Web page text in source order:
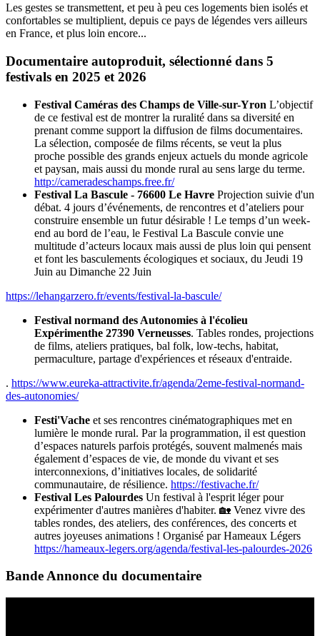
Les gestes se transmettent, et peu à peu ces logements bien isolés et
confortables se multiplient, depuis ce pays de légendes vers ailleurs
en France, et plus loin encore...
Documentaire autoproduit, sélectionné dans 5
festivals en 2025 et 2026
Festival Caméras des Champs de Ville-sur-Yron L’objectif
de ce festival est de montrer la ruralité dans sa diversité en
prenant comme support la diffusion de films documentaires.
La sélection, composée de films récents, se veut la plus
proche possible des grands enjeux actuels du monde agricole
et paysan, mais aussi du monde rural au sens large du terme.
http://cameradeschamps.free.fr/
Festival La Bascule - 76600 Le Havre Projection suivie d'un
débat. 4 jours d’événements, de rencontres et d’ateliers pour
construire ensemble un futur désirable ! Le temps d’un week-
end au bord de l’eau, le Festival La Bascule convie une
multitude d’acteurs locaux mais aussi de plus loin qui pensent
et font les basculements écologiques et sociaux, du Jeudi 19
Juin au Dimanche 22 Juin
https://lehangarzero.fr/events/festival-la-bascule/
Festival normand des Autonomies à l'écolieu
Expérimenthe 27390 Verneusses. Tables rondes, projections
de films, ateliers pratiques, bal folk, low-techs, habitat,
permaculture, partage d'expériences et réseaux d'entraide.
. https://www.eureka-attractivite.fr/agenda/2eme-festival-normand-
des-autonomies/
Festi'Vache et ses rencontres cinématographiques met en
lumière le monde rural. Par la programmation, il est question
d’espaces naturels parfois protégés, souvent malmenés mais
également d’espaces de vie, de monde du vivant et ses
interconnexions, d’initiatives locales, de solidarité
communautaire, de résilience. https://festivache.fr/
Festival Les Palourdes Un festival à l'esprit léger pour
expérimenter d'autres manières d'habiter. 🏡 Venez vivre des
tables rondes, des ateliers, des conférences, des concerts et
autres joyeuses animations ! Organisé par Hameaux Légers
https://hameaux-legers.org/agenda/festival-les-palourdes-2026
Bande Annonce du documentaire